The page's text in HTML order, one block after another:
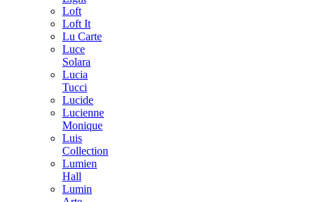
Loft
Loft It
Lu Carte
Luce
Solara
Lucia
Tucci
Lucide
Lucienne
Monique
Luis
Collection
Lumien
Hall
Lumin